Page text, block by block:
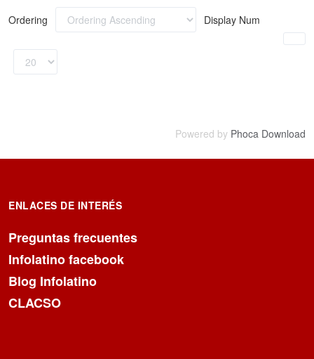
Ordering Display Num
Powered by Phoca Download
ENLACES DE INTERÉS
Preguntas frecuentes
Infolatino facebook
Blog Infolatino
CLACSO